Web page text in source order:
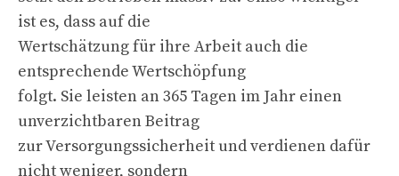
ist es, dass auf die
Wertschätzung für ihre Arbeit auch die
entsprechende Wertschöpfung
folgt. Sie leisten an 365 Tagen im Jahr einen
unverzichtbaren Beitrag
zur Versorgungssicherheit und verdienen dafür
nicht weniger, sondern